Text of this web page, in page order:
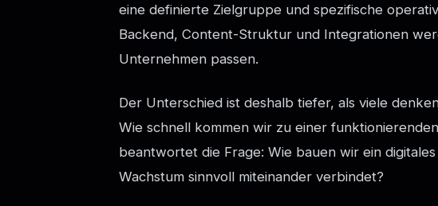
eine definierte Zielgruppe und spezifische
Backend, Content-Struktur und Integrationen
Unternehmen passen.
Der Unterschied ist deshalb tiefer, als viele
Wie schnell kommen wir zu einer
beantwortet die Frage: Wie bauen wir ein
Wachstum sinnvoll miteinander verbindet?